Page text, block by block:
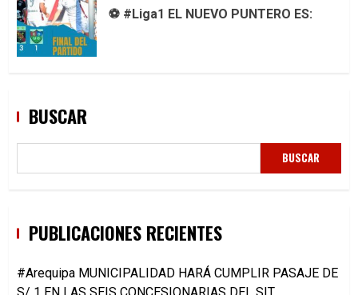
⚽ #Liga1 EL NUEVO PUNTERO ES:
BUSCAR
BUSCAR
PUBLICACIONES RECIENTES
#Arequipa MUNICIPALIDAD HARÁ CUMPLIR PASAJE DE